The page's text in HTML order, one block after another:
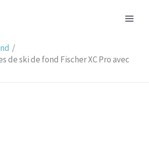
de ski de fond Fischer XC Pro avec